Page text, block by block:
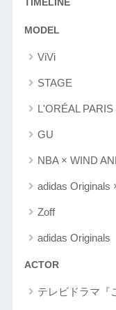
MODEL
ViVi
STAGE
L'ORÉAL PARIS
GU
NBA × WIND
adidas Originals
Zoff
adidas Originals
ACTOR
テレビドラマ『